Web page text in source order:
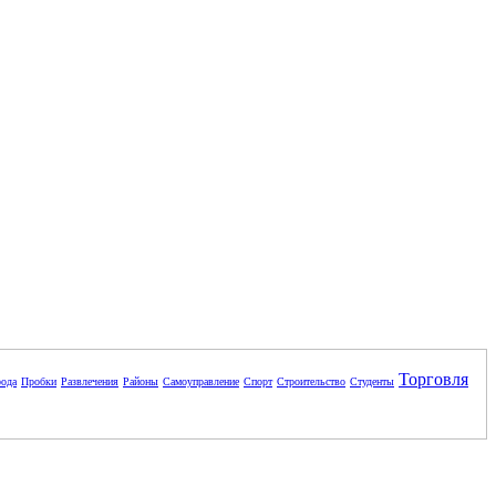
Пробки Развлечения Районы Самоуправление Спорт Строительство Студенты Торговля